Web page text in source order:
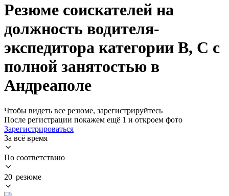
Резюме соискателей на
должность водителя-
экспедитора категории B, C с
полной занятостью в
Андреаполе
Чтобы видеть все резюме, зарегистрируйтесь
После регистрации покажем ещё 1 и откроем фото
Зарегистрироваться
За всё время
По соответствию
20 резюме